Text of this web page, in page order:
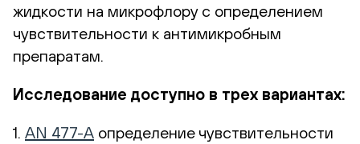
жидкости на микрофлору с определением
чувствительности к антимикробным
препаратам.
Исследование доступно в трех вариантах:
1. AN 477-A определение чувствительности